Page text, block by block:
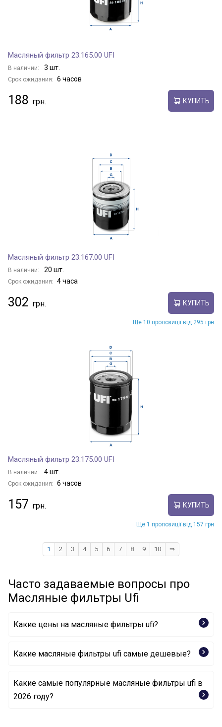
Масляный фильтр 23.165.00 UFI
В наличии: 3 шт.
Срок ожидания: 6 часов
188 КУПИТЬ
Масляный фильтр 23.167.00 UFI
В наличии: 20 шт.
Срок ожидания: 4 часа
302 КУПИТЬ
Ще 10 пропозиції від 295 грн
Масляный фильтр 23.175.00 UFI
В наличии: 4 шт.
Срок ожидания: 6 часов
157 КУПИТЬ
Ще 1 пропозиції від 157 грн
1 2 3 4 5 6 7 8 9 10 ⇛
Часто задаваемые вопросы про
Масляные фильтры Ufi
Какие цены на масляные фильтры ufi?
Какие масляные фильтры ufi самые дешевые?
Масляный фильтр 23.103.00 UFI
Масляный фильтр 23.129.02 UFI
Какие самые популярные масляные фильтры ufi в
2026 году?